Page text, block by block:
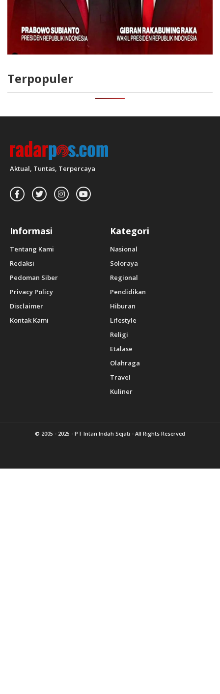
Terpopuler
Aktual, Tuntas, Terpercaya
Informasi
Tentang Kami
Redaksi
Pedoman Siber
Privacy Policy
Disclaimer
Kontak Kami
Kategori
Nasional
Soloraya
Regional
Pendidikan
Hiburan
Lifestyle
Religi
Etalase
Olahraga
Travel
Kuliner
© 2005 - 2025 - PT Intan Indah Sejati - All Rights Reserved